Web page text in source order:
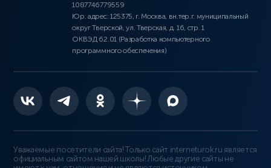
1087746779559
Юр. адрес: 125375, г. Москва, вн.тер.г. муниципальный
округ Тверской, ул. Тверская, д. 16, стр. 1
ОКВЭД 62.01 (Разработка компьютерного
программного обеспечения)
Уважаемые посетители сайта! Только сайт interneturok.ru является
официальным сайтом нашей школы! Любые другие сайты не